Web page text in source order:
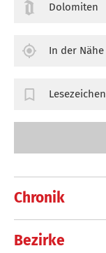
Chronik
Bezirke
Dolomiten
In der Nähe
Lesezeichen